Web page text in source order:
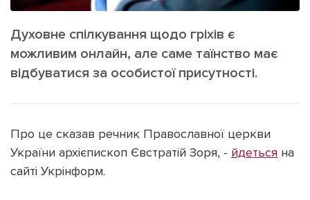
Картки
Репортаж
Розслідування
Погляди
Фото/Відео
Made in Lviv
Зв'язатися з нами
Духовне спілкування щодо гріхів є
можливим онлайн, але саме таїнство має
відбуватися за особистої присутності.
Про це сказав речник Православної церкви
України архієпископ Євстратій Зоря, - йдеться на
сайті Укрінформ.